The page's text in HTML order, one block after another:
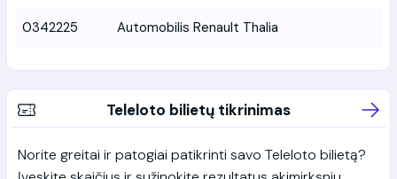
0342225 Automobilis Renault Thalia
Teleloto bilietų tikrinimas
Norite greitai ir patogiai patikrinti savo Teleloto bilietą?